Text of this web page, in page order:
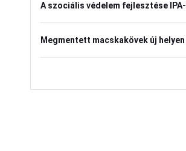
A szociális védelem fejlesztése
Megmentett macskakövek új helyen